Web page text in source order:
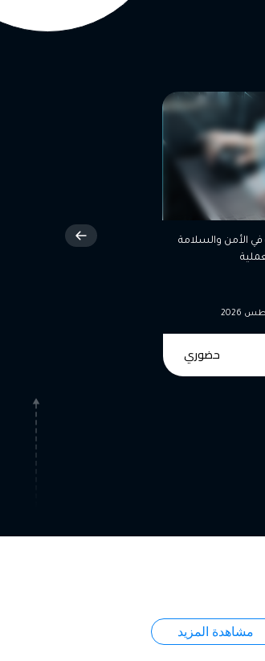
دورة: الرقابة والتدقيق على الانظمة المحاسبية
31 أغسطس 2026
9250 $
مشاهدة المزيد